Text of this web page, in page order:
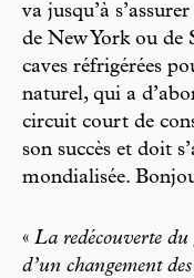
va jusqu’à
de New York ou de
caves réfrigérées
naturel, qui a
circuit court de
son succès et doit
mondialisée.
« La redécouverte
d’un changement